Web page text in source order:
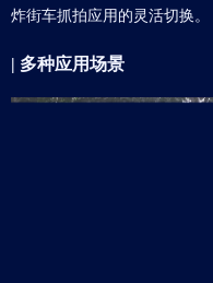
炸街车抓拍应用的灵活切换。
| 多种应用场景